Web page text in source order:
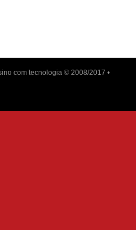
com tecnologia © 2008/2017 •